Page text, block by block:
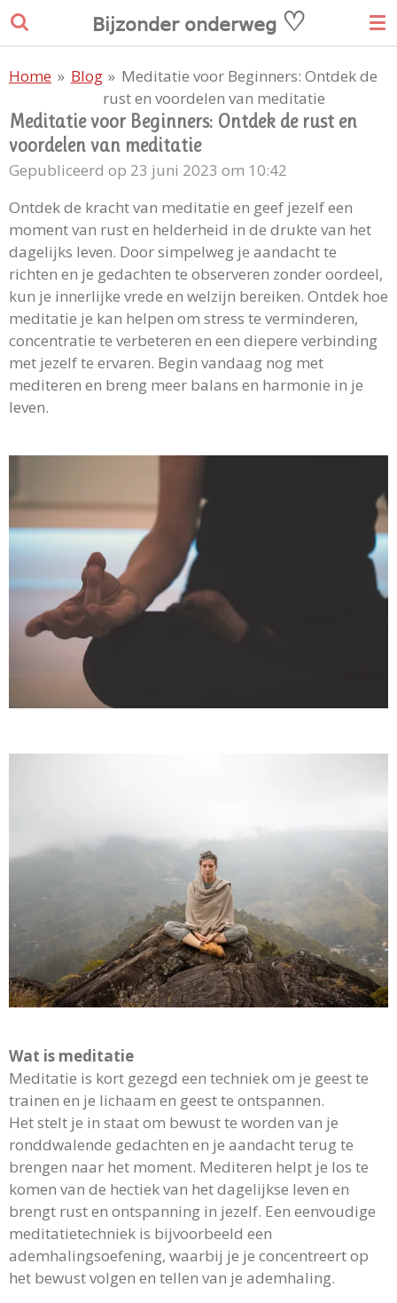
Ga
de
hoofdinhoud
𝖡𝗂𝗃𝗓𝗈𝗇𝖽𝖾𝗋 𝗈𝗇𝖽𝖾𝗋𝗐𝖾𝗀♡
Home » Blog » Meditatie voor Beginners: Ontdek de
rust en voordelen van meditatie
Meditatie voor Beginners: Ontdek de rust en
voordelen van meditatie
Gepubliceerd op 23 juni 2023 om 10:42
Ontdek de kracht van meditatie en geef jezelf een
moment van rust en helderheid in de drukte van het
dagelijks leven. Door simpelweg je aandacht te
richten en je gedachten te observeren zonder oordeel,
kun je innerlijke vrede en welzijn bereiken. Ontdek hoe
meditatie je kan helpen om stress te verminderen,
concentratie te verbeteren en een diepere verbinding
met jezelf te ervaren. Begin vandaag nog met
mediteren en breng meer balans en harmonie in je
leven.
Wat is meditatie
Meditatie is kort gezegd een techniek om je geest te
trainen en je lichaam en geest te ontspannen.
Het stelt je in staat om bewust te worden van je
ronddwalende gedachten en je aandacht terug te
brengen naar het moment. Mediteren helpt je los te
komen van de hectiek van het dagelijkse leven en
brengt rust en ontspanning in jezelf. Een eenvoudige
meditatietechniek is bijvoorbeeld een
ademhalingsoefening, waarbij je je concentreert op
het bewust volgen en tellen van je ademhaling.